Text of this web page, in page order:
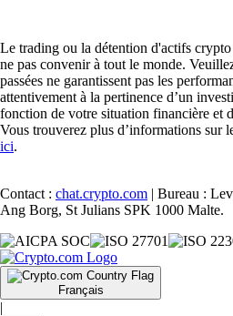
Le trading ou la détention d'actifs
ne pas convenir à tout le monde.
passées ne garantissent pas les
attentivement à la pertinence d’un
fonction de votre situation financière et
Vous trouverez plus d’informations sur
ici.
Contact : chat.crypto.com | Bureau :
Ang Borg, St Julians SPK 1000 Malte.
Français
|